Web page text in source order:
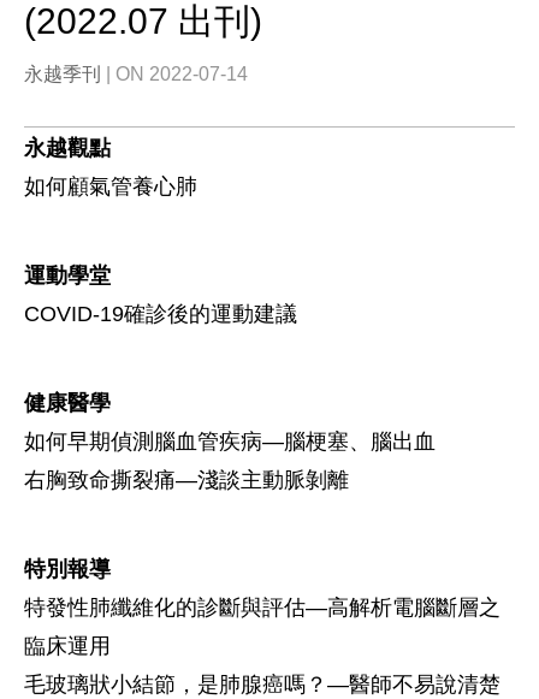
(2022.07 出刊)
永越季刊 | ON 2022-07-14
永越觀點
如何顧氣管養心肺
運動學堂
COVID-19確診後的運動建議
健康醫學
如何早期偵測腦血管疾病―腦梗塞、腦出血
右胸致命撕裂痛―淺談主動脈剝離
特別報導
特發性肺纖維化的診斷與評估―高解析電腦斷層之
臨床運用
毛玻璃狀小結節，是肺腺癌嗎？―醫師不易說清楚